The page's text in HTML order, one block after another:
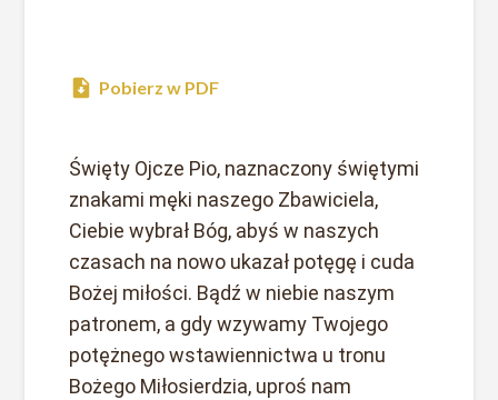
Pobierz w PDF
Święty Ojcze Pio, naznaczony świętymi
znakami męki naszego Zbawiciela,
Ciebie wybrał Bóg, abyś w naszych
czasach na nowo ukazał potęgę i cuda
Bożej miłości. Bądź w niebie naszym
patronem, a gdy wzywamy Twojego
potężnego wstawiennictwa u tronu
Bożego Miłosierdzia, uproś nam